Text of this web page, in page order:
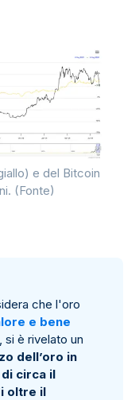
e del Bitcoin
(Fonte)
che l'oro
e bene
si è rivelato un
dell’oro in
circa il
oltre il